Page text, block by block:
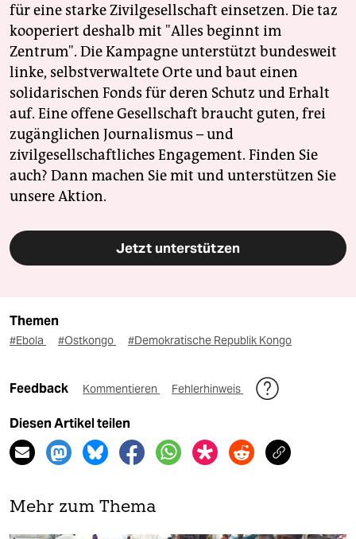
für eine starke Zivilgesellschaft einsetzen. Die taz
kooperiert deshalb mit "Alles beginnt im
Zentrum". Die Kampagne unterstützt bundesweit
linke, selbstverwaltete Orte und baut einen
solidarischen Fonds für deren Schutz und Erhalt
auf. Eine offene Gesellschaft braucht guten, frei
zugänglichen Journalismus – und
zivilgesellschaftliches Engagement. Finden Sie
auch? Dann machen Sie mit und unterstützen Sie
unsere Aktion.
Jetzt unterstützen
Themen
#Ebola #Ostkongo #Demokratische Republik Kongo
Feedback Kommentieren Fehlerhinweis
Diesen Artikel teilen
Mehr zum Thema